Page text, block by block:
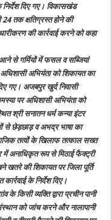
दिए गए। विकासखंड
24 तक क्षतिग्रस्त होने की
की कार्रवाई करने को कहा
से गर्मियों में फसल व सब्जियां
अभियंता को शिकायत का
गए। अजबपुर खुर्द निवासी
पर अधिशासी अभियंता को
श्री सनातन धर्म कन्या इंटर
से छेड़छाड़ व अभद्र भाषा का
तत्वों के खिलाफ तत्काल सख्त
में अनाधिकृत रूप से मिठाई फैक्ट्री
खतरे की शिकायत पर जिला पूर्ति
के निर्देश दिए।
किसी व्यक्ति द्वारा प्रचीन पानी
को जांच करने और नालापानी